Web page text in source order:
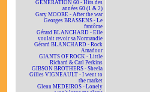
GÉNÉRATION 60 - Hits des
années 60 (1 & 2)
Gary MOORE - After the war
Georges BRASSENS - Le
fantôme
Gérard BLANCHARD - Elle
voulait revoir sa Normandie
Gérard BLANCHARD - Rock
Amadour
GIANTS OF ROCK - Little
Richard & Carl Perkins
GIBSON BROTHERS - Sheela
Gilles VIGNEAULT - I went to
the market
Glenn MEDEIROS - Lonely